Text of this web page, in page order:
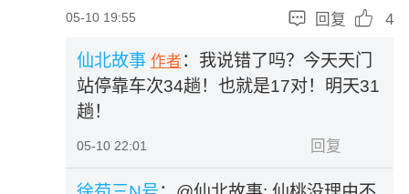
05-10 19:55  回复  4
仙北故事 作者 ：我说错了吗？今天天门
站停靠车次34趟！也就是17对！明天31
趟！
05-10 22:01 回复